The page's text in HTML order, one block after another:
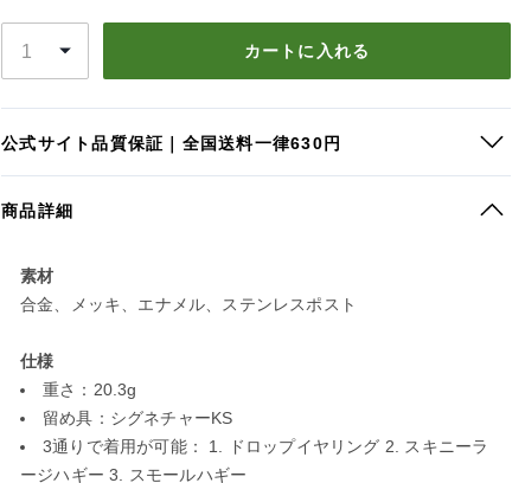
カートに入れる
公式サイト品質保証｜全国送料一律630円
商品詳細
素材
合金、メッキ、エナメル、ステンレスポスト
仕様
重さ：20.3g
留め具：シグネチャーKS
3通りで着用が可能： 1. ドロップイヤリング 2. スキニーラ
ージハギー 3. スモールハギー